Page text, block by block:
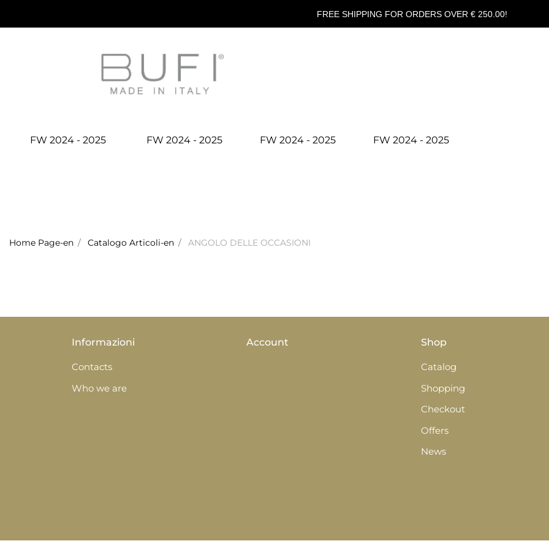
FREE SHIPPING FOR ORDERS OVER € 250.00!
FW 2024 - 2025 FW 2024 - 2025 FW 2024 - 2025 FW 2024 - 2025
Home Page-en Catalogo Articoli-en ANGOLO DELLE OCCASIONI
Informazioni
Contacts
Who we are
Account Shop
Catalog
Shopping
Checkout
Offers
News